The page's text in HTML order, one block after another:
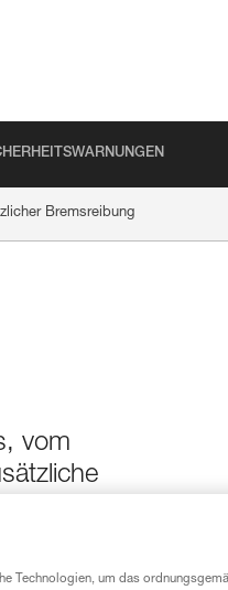
Bremsreibung
vom
werden. Das
den Komfort
Technologien, um das